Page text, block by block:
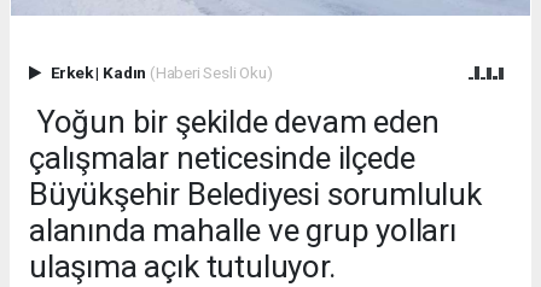
Erkek| Kadın (Haberi Sesli Oku)
Yoğun bir şekilde devam eden
çalışmalar neticesinde ilçede
Büyükşehir Belediyesi sorumluluk
alanında mahalle ve grup yolları
ulaşıma açık tutuluyor.